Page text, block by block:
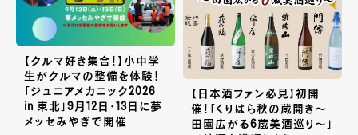
【クルマ好き集合！】小中学
生がクルマの整備を体験！
「ジュニアメカニック2026
in 東北」9月12日・13日に夢
メッセみやぎで開催
【日本酒ファン必見】初開
催！「くりはら秋の蔵開き〜
田園広がる6蔵美酒巡り〜」